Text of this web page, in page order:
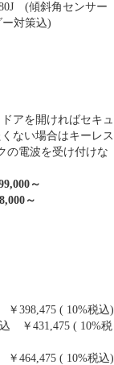
(傾斜角センサー
ダー対策込)
アを開ければセキュ
ない場合はキーレス
の電波を受け付けな
～
～
398,475 ( 10%税込)
￥431,475 ( 10%税
464,475 ( 10%税込)